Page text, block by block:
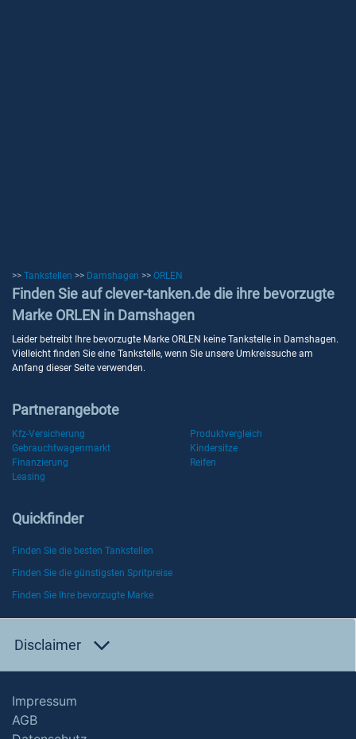
>> Tankstellen >> Damshagen >> ORLEN
Finden Sie auf clever-tanken.de die ihre bevorzugte
Marke ORLEN in Damshagen
Leider betreibt Ihre bevorzugte Marke ORLEN keine Tankstelle in Damshagen.
Vielleicht finden Sie eine Tankstelle, wenn Sie unsere Umkreissuche am
Anfang dieser Seite verwenden.
Partnerangebote
Kfz-Versicherung
Produktvergleich
Gebrauchtwagenmarkt
Kindersitze
Finanzierung
Reifen
Leasing
Quickfinder
Finden Sie die besten Tankstellen
Finden Sie die günstigsten Spritpreise
Finden Sie Ihre bevorzugte Marke
Disclaimer
Impressum
AGB